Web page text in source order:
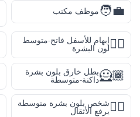
🧑‍💼موظف مكتب
👎🏼إبهام للأسفل فاتح-متوسط
لون البشرة
🦸🏾بطل خارق بلون بشرة
داكنة-متوسطة
🏋🏽شخص بلون بشرة متوسطة
يرفع الأثقال